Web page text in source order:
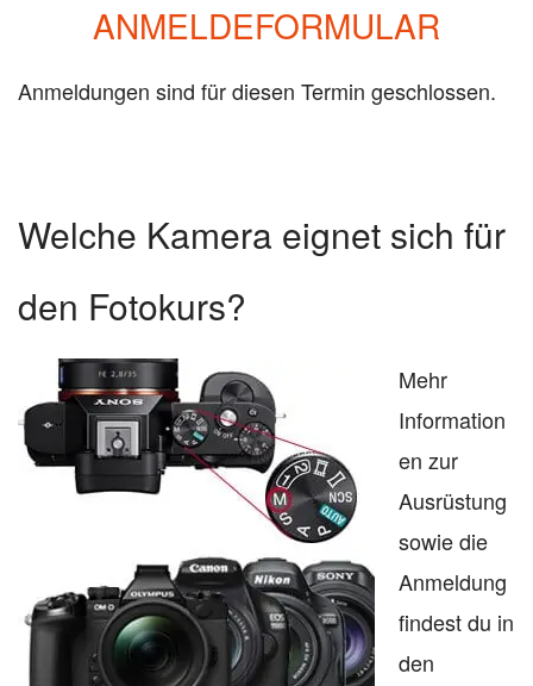
ANMELDEFORMULAR
Anmeldungen sind für diesen Termin geschlossen.
Welche Kamera eignet sich für
den Fotokurs?
Mehr
Information
en zur
Ausrüstung
sowie die
Anmeldung
findest du in
den